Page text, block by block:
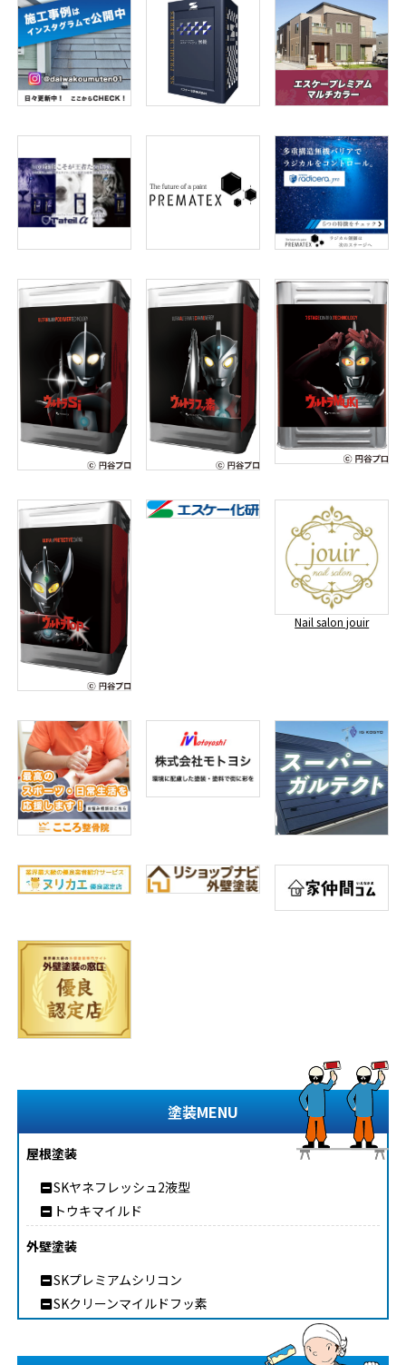
Nail salon jouir
塗装MENU
屋根塗装
SKヤネフレッシュ2液型
トウキマイルド
外壁塗装
SKプレミアムシリコン
SKクリーンマイルドフッ素